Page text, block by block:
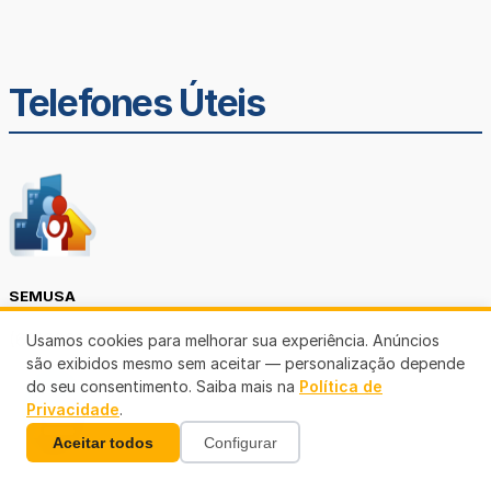
Telefones Úteis
SEMUSA
(69)3901-3176
Usamos cookies para melhorar sua experiência. Anúncios
são exibidos mesmo sem aceitar — personalização depende
do seu consentimento. Saiba mais na Política de
Privacidade.
Aceitar todos Configurar